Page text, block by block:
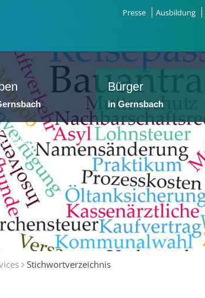
Presse Ausbildung
Bürger
in Gernsbach
Stichwortverzeichnis